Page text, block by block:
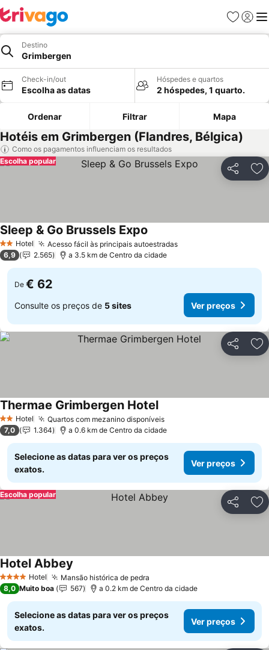
Favoritos
Iniciar
Destino
Grimbergen
Check-in/out
Escolha as datas
Hóspedes e quartos
2 hóspedes, 1 quarto.
Ordenar Filtrar Mapa
Hotéis em Grimbergen (Flandres, Bélgica)
Como os pagamentos influenciam os resultados
Partilhar
Escolha popular
2 Estrelas
Hotel Acesso fácil às principais autoestradas
Sleep & Go Brussels Expo
6,9 2.565 a 3.5 km de Centro da cidade
De € 62
Consulte os preços de 5 sites Ver preços
Partilhar
2 Estrelas
Hotel Quartos com mezanino disponíveis
Thermae Grimbergen Hotel
7,0 1.364 a 0.6 km de Centro da cidade
Selecione as datas para ver os preços
exatos.
Ver preços
Partilhar
Escolha popular
4 EstrelasHotel Mansão histórica de pedra
Hotel Abbey
8,0 Muito boa 567 a 0.2 km de Centro da cidade
Selecione as datas para ver os preços
exatos.
Ver preços